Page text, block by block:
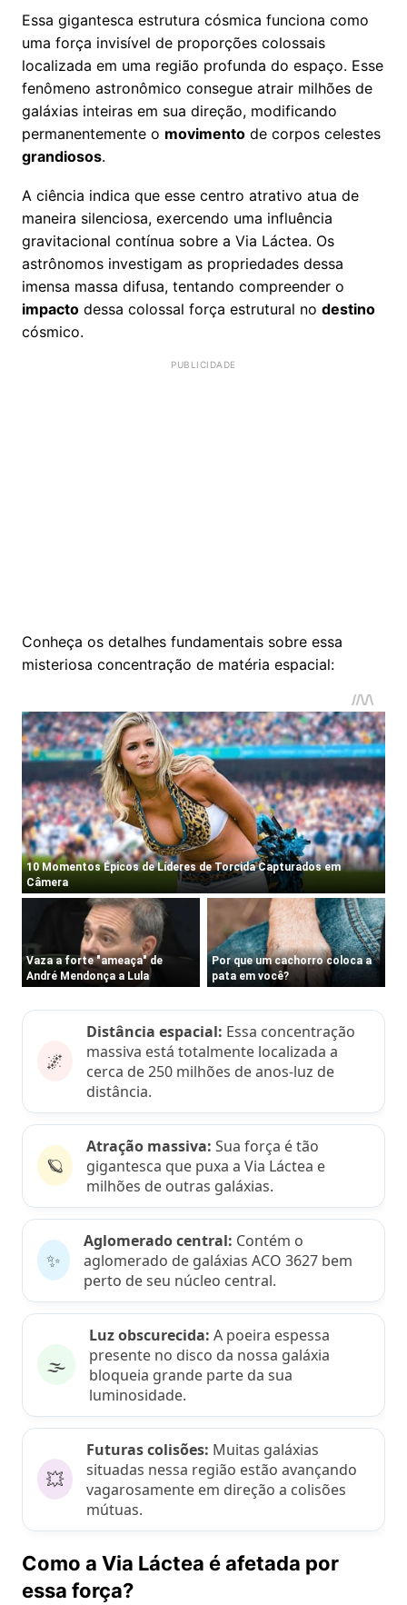
Essa gigantesca estrutura cósmica funciona como
uma força invisível de proporções colossais
localizada em uma região profunda do espaço. Esse
fenômeno astronômico consegue atrair milhões de
galáxias inteiras em sua direção, modificando
permanentemente o movimento de corpos celestes
grandiosos.
A ciência indica que esse centro atrativo atua de
maneira silenciosa, exercendo uma influência
gravitacional contínua sobre a Via Láctea. Os
astrônomos investigam as propriedades dessa
imensa massa difusa, tentando compreender o
impacto dessa colossal força estrutural no destino
cósmico.
Conheça os detalhes fundamentais sobre essa
misteriosa concentração de matéria espacial:
🌌
Distância espacial: Essa concentração
massiva está totalmente localizada a
cerca de 250 milhões de anos-luz de
distância.
🪐
Atração massiva: Sua força é tão
gigantesca que puxa a Via Láctea e
milhões de outras galáxias.
✨
Aglomerado central: Contém o
aglomerado de galáxias ACO 3627 bem
perto de seu núcleo central.
🌫️
Luz obscurecida: A poeira espessa
presente no disco da nossa galáxia
bloqueia grande parte da sua
luminosidade.
💥
Futuras colisões: Muitas galáxias
situadas nessa região estão avançando
vagarosamente em direção a colisões
mútuas.
Como a Via Láctea é afetada por
essa força?